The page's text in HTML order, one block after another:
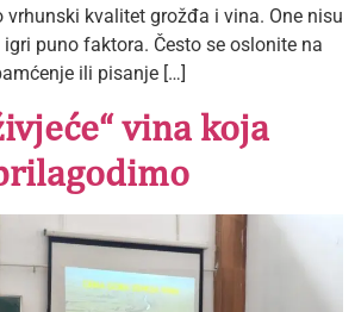
kvalitet grožđa i vina. One nisu
igri puno faktora. Često se oslonite na
ili pisanje […]
vina koja